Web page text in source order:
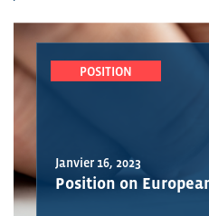
POSITION
Janvier 16, 2023
Position on